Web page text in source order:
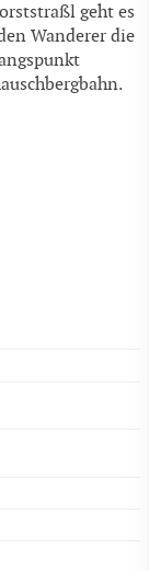
geht es
Wanderer die